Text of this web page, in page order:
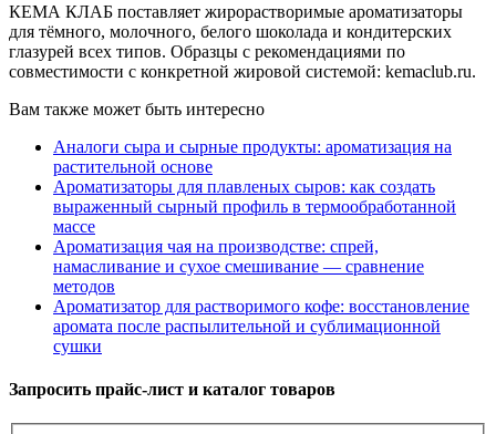
КЕМА КЛАБ поставляет жирорастворимые ароматизаторы
для тёмного, молочного, белого шоколада и кондитерских
глазурей всех типов. Образцы с рекомендациями по
совместимости с конкретной жировой системой: kemaclub.ru.
Вам также может быть интересно
Аналоги сыра и сырные продукты: ароматизация на
растительной основе
Ароматизаторы для плавленых сыров: как создать
выраженный сырный профиль в термообработанной
массе
Ароматизация чая на производстве: спрей,
намасливание и сухое смешивание — сравнение
методов
Ароматизатор для растворимого кофе: восстановление
аромата после распылительной и сублимационной
сушки
Запросить прайс-лист и каталог товаров